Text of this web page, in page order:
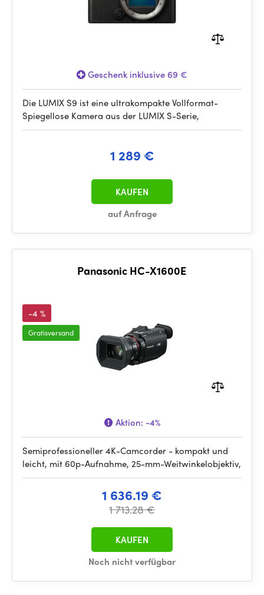
Geschenk inklusive 69 €
Die LUMIX S9 ist eine ultrakompakte Vollformat-
Spiegellose Kamera aus der LUMIX S-Serie,
1 289 €
auf Anfrage
KAUFEN
Panasonic HC-X1600E
-4 %
Gratisversand
Aktion: -4%
Semiprofessioneller 4K-Camcorder - kompakt und
leicht, mit 60p-Aufnahme, 25-mm-Weitwinkelobjektiv,
1 636.19 €
1 713.28 €
Noch nicht verfügbar
KAUFEN